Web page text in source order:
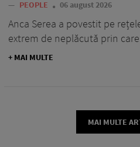
— PEOPLE 06 august 2026
Anca Serea a povestit pe
extrem de neplăcută prin
+ MAI MULTE
MAI MULTE